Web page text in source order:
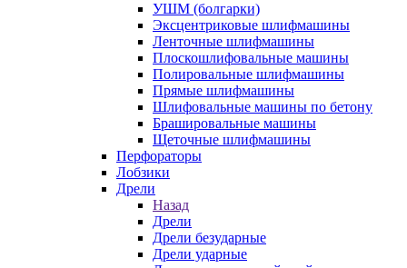
УШМ (болгарки)
Эксцентриковые шлифмашины
Ленточные шлифмашины
Плоскошлифовальные машины
Полировальные шлифмашины
Прямые шлифмашины
Шлифовальные машины по бетону
Брашировальные машины
Щеточные шлифмашины
Перфораторы
Лобзики
Дрели
Назад
Дрели
Дрели безударные
Дрели ударные